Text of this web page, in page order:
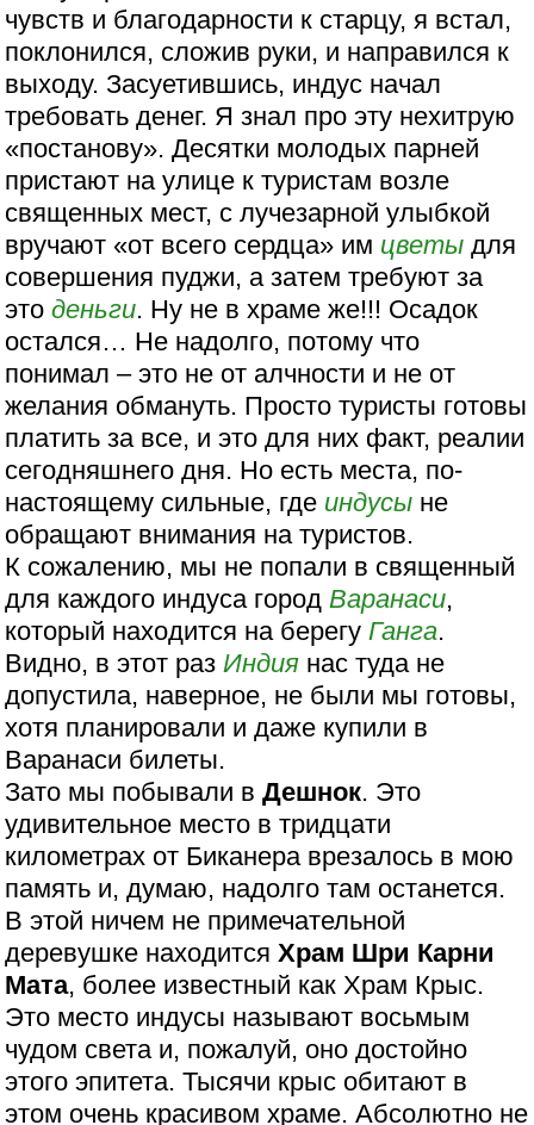
чувств и благодарности к старцу, я встал,
поклонился, сложив руки, и направился к
выходу. Засуетившись, индус начал
требовать денег. Я знал про эту нехитрую
«постанову». Десятки молодых парней
пристают на улице к туристам возле
священных мест, с лучезарной улыбкой
вручают «от всего сердца» им цветы для
совершения пуджи, а затем требуют за
этоденьги. Ну не в храме же!!! Осадок
остался… Не надолго, потому что
понимал – это не от алчности и не от
желания обмануть. Просто туристы готовы
платить за все, и это для них факт, реалии
сегодняшнего дня. Но есть места, по-
настоящему сильные, где индусы не
обращают внимания на туристов.
К сожалению, мы не попали в священный
для каждого индуса город Варанаси,
который находится на берегу Ганга.
Видно, в этот раз Индия нас туда не
допустила, наверное, не были мы готовы,
хотя планировали и даже купили в
Варанаси билеты.
Зато мы побывали вДешнок. Это
удивительное место в тридцати
километрах от Биканера врезалось в мою
память и, думаю, надолго там останется.
В этой ничем не примечательной
деревушке находитсяХрам Шри Карни
Мата, более известный как Храм Крыс.
Это место индусы называют восьмым
чудом света и, пожалуй, оно достойно
этого эпитета. Тысячи крыс обитают в
этом очень красивом храме. Абсолютно не